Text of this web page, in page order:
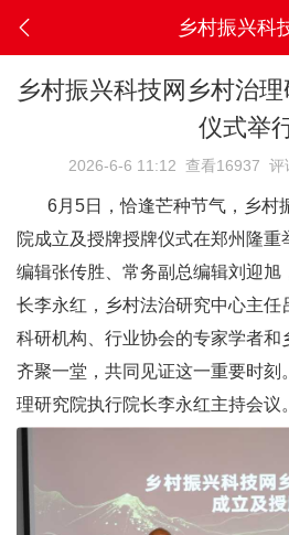
乡村振兴科
乡村振兴科技网乡村治
仪式举
2026-6-6 11:12 查看16937 评
6月5日，恰逢芒种节气，乡村
院成立及授牌授牌仪式在郑州隆重
编辑张传胜、常务副总编辑刘迎旭
长李永红，乡村法治研究中心主任
科研机构、行业协会的专家学者和
齐聚一堂，共同见证这一重要时刻
理研究院执行院长李永红主持会议。